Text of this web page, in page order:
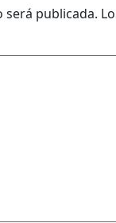
será publicada.